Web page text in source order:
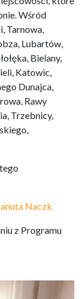
Wśród
Tarnowa,
Lubartów,
Bielany,
Katowic,
Dunajca,
Rawy
Trzebnicy,
Naczk
z Programu